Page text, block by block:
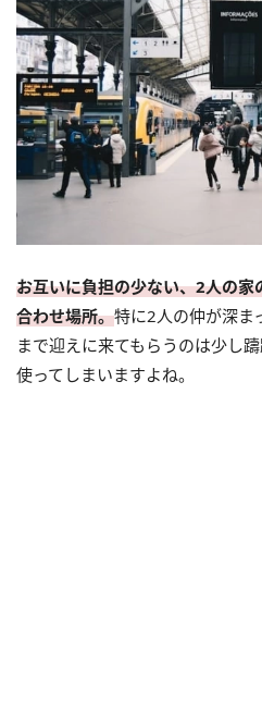
お互いに負担の少ない、2人の
合わせ場所。特に2人の仲が深ま
まで迎えに来てもらうのは少し
使ってしまいますよね。